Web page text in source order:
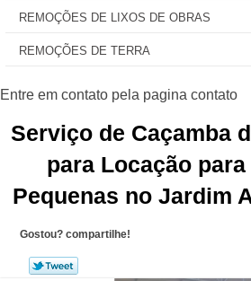
REMOÇÕES DE LIXOS DE OBRAS
REMOÇÕES DE TERRA
Serviço de Caçamba
para Locação para
Pequenas no Jardim
Gostou? compartilhe!